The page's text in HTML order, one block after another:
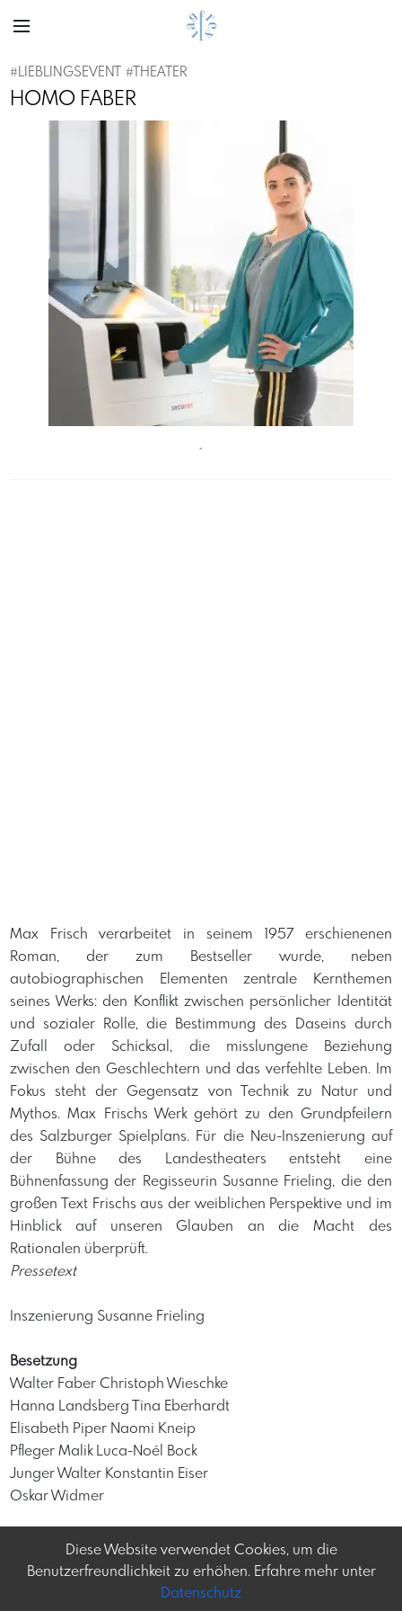
#LIEBLINGSEVENT # THEATER
HOMO FABER
Previous Next
´
Max Frisch verarbeitet in seinem 1957 erschienenen
Roman, der zum Bestseller wurde, neben
autobiographischen Elementen zentrale Kernthemen
seines Werks: den Konflikt zwischen persönlicher Identität
und sozialer Rolle, die Bestimmung des Daseins durch
Zufall oder Schicksal, die misslungene Beziehung
zwischen den Geschlechtern und das verfehlte Leben. Im
Fokus steht der Gegensatz von Technik zu Natur und
Mythos. Max Frischs Werk gehört zu den Grundpfeilern
des Salzburger Spielplans. Für die Neu-Inszenierung auf
der Bühne des Landestheaters entsteht eine
Bühnenfassung der Regisseurin Susanne Frieling, die den
großen Text Frischs aus der weiblichen Perspektive und im
Hinblick auf unseren Glauben an die Macht des
Rationalen überprüft.
Pressetext
Inszenierung Susanne Frieling
Besetzung
Walter Faber Christoph Wieschke
Hanna Landsberg Tina Eberhardt
Elisabeth Piper Naomi Kneip
Pfleger Malik Luca-Noél Bock
Junger Walter Konstantin Eiser
Oskar Widmer
Diese Website verwendet Cookies, um die
Benutzerfreundlichkeit zu erhöhen. Erfahre mehr unter
Datenschutz